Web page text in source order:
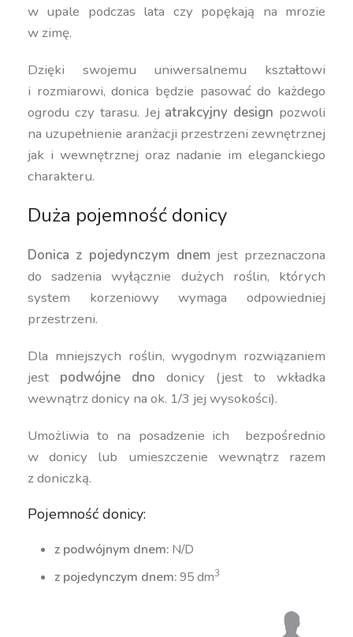
w upale podczas lata czy popękają na mrozie
w zimę.
Dzięki swojemu uniwersalnemu kształtowi
i rozmiarowi, donica będzie pasować do każdego
ogrodu czy tarasu. Jej atrakcyjny design pozwoli
na uzupełnienie aranżacji przestrzeni zewnętrznej
jak i wewnętrznej oraz nadanie im eleganckiego
charakteru.
Duża pojemność donicy
Donica z pojedynczym dnemjest przeznaczona
do sadzenia wyłącznie dużych roślin, których
system korzeniowy wymaga odpowiedniej
przestrzeni.
Dla mniejszych roślin, wygodnym rozwiązaniem
jest podwójne dno donicy (jest to wkładka
wewnątrz donicy na ok. 1/3 jej wysokości).
Umożliwia to na posadzenie ich bezpośrednio
w donicy lub umieszczenie wewnątrz razem
z doniczką.
Pojemność donicy:
z podwójnym dnem: N/D
z pojedynczym dnem:95 dm3